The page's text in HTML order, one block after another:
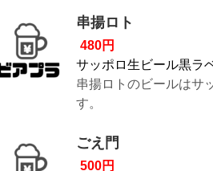
串揚ロト
480円
サッポロ生ビール黒ラ
串揚ロトのビールはサ
す。
ごえ門
500円